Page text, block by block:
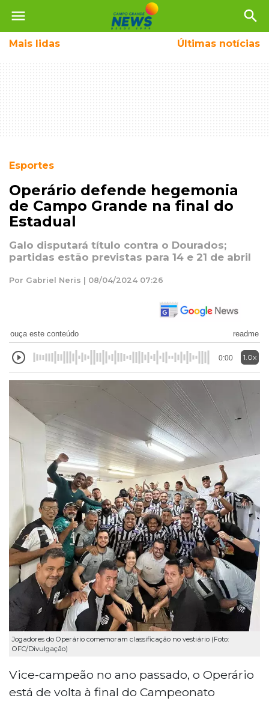
menu search
Mais lidas Últimas notícias
Esportes
Operário defende hegemonia
de Campo Grande na final do
Estadual
Galo disputará título contra o Dourados;
partidas estão previstas para 14 e 21 de abril
Por Gabriel Neris | 08/04/2024 07:26
ouça este conteúdo readme
0:00 1.0x
Jogadores do Operário comemoram classificação no vestiário (Foto:
OFC/Divulgação)
Vice-campeão no ano passado, o Operário
está de volta à final do Campeonato